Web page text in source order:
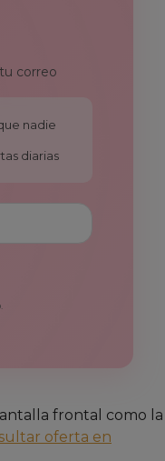
correo
nadie
diarias
frontal como la
oferta en